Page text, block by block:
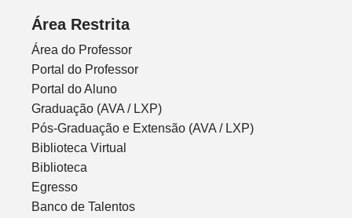
Área Restrita
Área do Professor
Portal do Professor
Portal do Aluno
Graduação (AVA / LXP)
Pós-Graduação e Extensão (AVA / LXP)
Biblioteca Virtual
Biblioteca
Egresso
Banco de Talentos